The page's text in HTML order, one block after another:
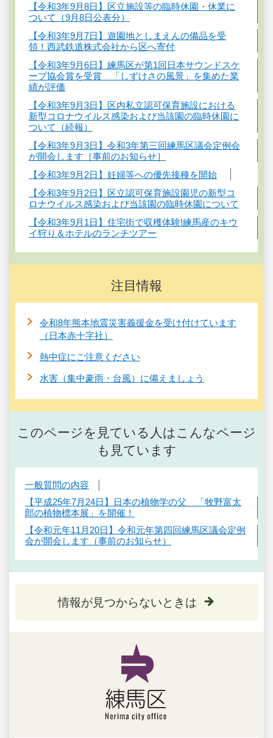
【令和3年9月8日】区立施設等の臨時休園・休業に
ついて（9月8日公表分）
【令和3年9月7日】遊園地としまえんの備品を受
領！西武鉄道株式会社から区へ寄付
【令和3年9月6日】練馬区が第1回日本サウンドスケ
ープ協会賞を受賞 「しずけさの風景」を集めた業
績が評価
【令和3年9月3日】区内私立認可保育施設における
新型コロナウイルス感染および当該園の臨時休園に
ついて（続報）
【令和3年9月3日】令和3年第三回練馬区議会定例会
が開会します［事前のお知らせ］
【令和3年9月2日】妊婦等への優先接種を開始
【令和3年9月2日】区立認可保育施設園児の新型コ
ロナウイルス感染および当該園の臨時休園について
【令和3年9月1日】住宅街で収穫体験!練馬産のキウ
イ狩り＆ホテルのランチツアー
注目情報
令和8年熊本地震災害義援金を受け付けています
（日本赤十字社）
熱中症にご注意ください
水害（集中豪雨・台風）に備えましょう
このページを見ている人はこんなページ
も見ています
一般質問の内容
【平成25年7月24日】日本の植物学の父 「牧野富太
郎の植物標本展」を開催！
【令和元年11月20日】令和元年第四回練馬区議会定例
会が開会します（事前のお知らせ）
情報が見つからないときは